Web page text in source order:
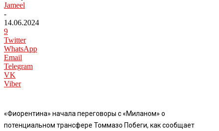
Jameel
-
14.06.2024
9
Twitter
WhatsApp
Email
Telegram
VK
Viber
«Фиорентина» начала переговоры с «Миланом» о
потенциальном трансфере Томмазо Побеги, как сообщает